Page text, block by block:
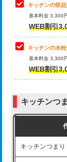
用/3ｍまで)
給水管工事※
用（追加）/3ｍ
給水管工事※
管・ポリ管・
管・ポリ管・
排水管工事（
排水管工事（
止水・漏水調
理・調整・分
お風呂タンク脱
その他部品の
式・ワンホー
キッチンの部品
基本料金 3,300
WEB割引
キッチンの水栓
基本料金 3,300
WEB割引
キッチンつ
キッチンつまり